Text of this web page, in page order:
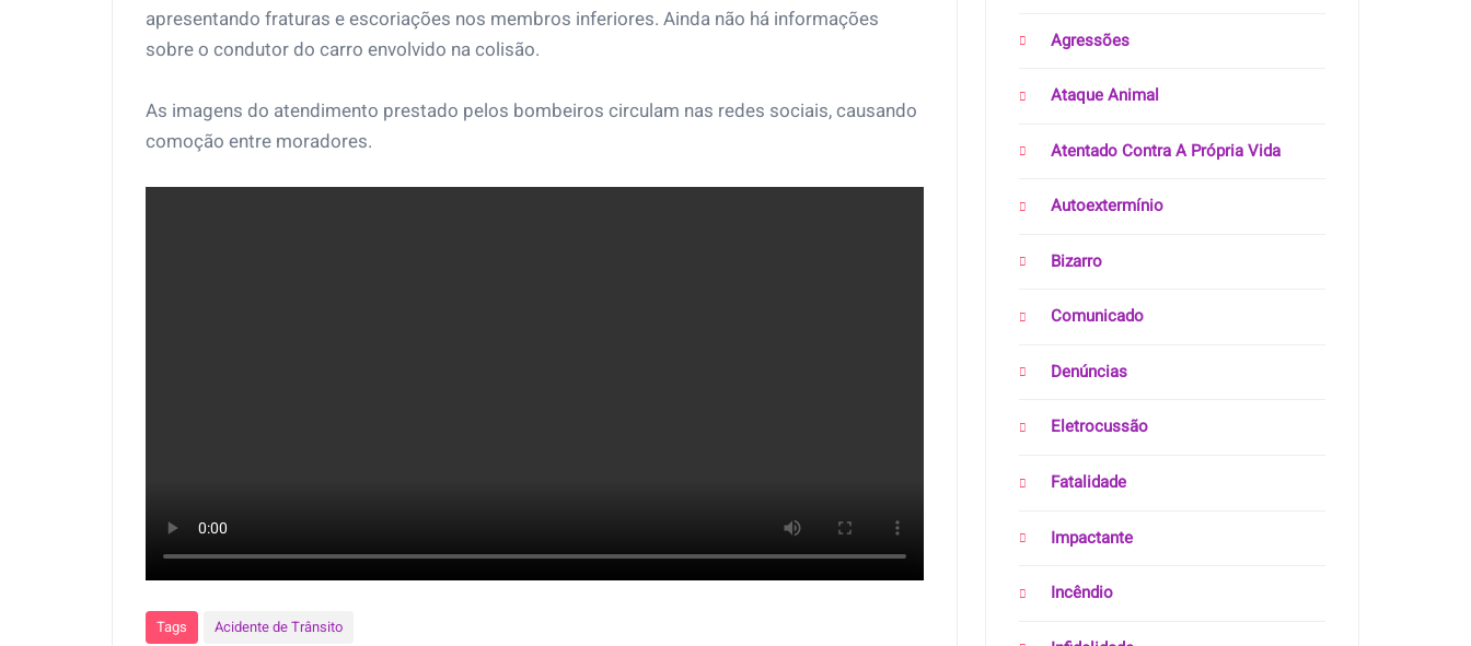
apresentando fraturas e escoriações nos membros inferiores. Ainda não há informações
sobre o condutor do carro envolvido na colisão.
As imagens do atendimento prestado pelos bombeiros circulam nas redes sociais, causando
comoção entre moradores.
Tags Acidente de Trânsito
Agressões
Ataque Animal
Atentado Contra A Própria Vida
Autoextermínio
Bizarro
Comunicado
Denúncias
Eletrocussão
Fatalidade
Impactante
Incêndio